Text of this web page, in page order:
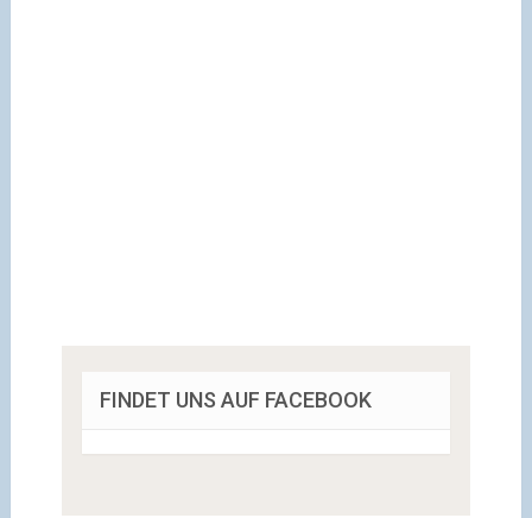
FINDET UNS AUF FACEBOOK